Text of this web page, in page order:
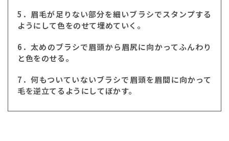
5．眉毛が足りない部分を細いブラシでスタンプする
ようにして色をのせて埋めていく。
6．太めのブラシで眉頭から眉尻に向かってふんわり
と色をのせる。
7．何もついていないブラシで眉頭を眉間に向かって
毛を逆立てるようにしてぼかす。